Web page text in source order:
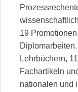
19
Lehrbüchern,
Fachartikeln
nationalen und